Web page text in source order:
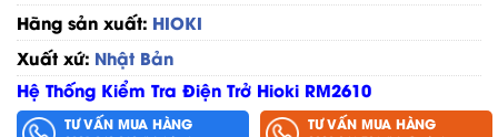
Hãng sản xuất: HIOKI
Xuất xứ: Nhật Bản
Hệ Thống Kiểm Tra Điện Trở Hioki RM2610
TƯ VẤN MUA HÀNG TƯ VẤN MUA HÀNG